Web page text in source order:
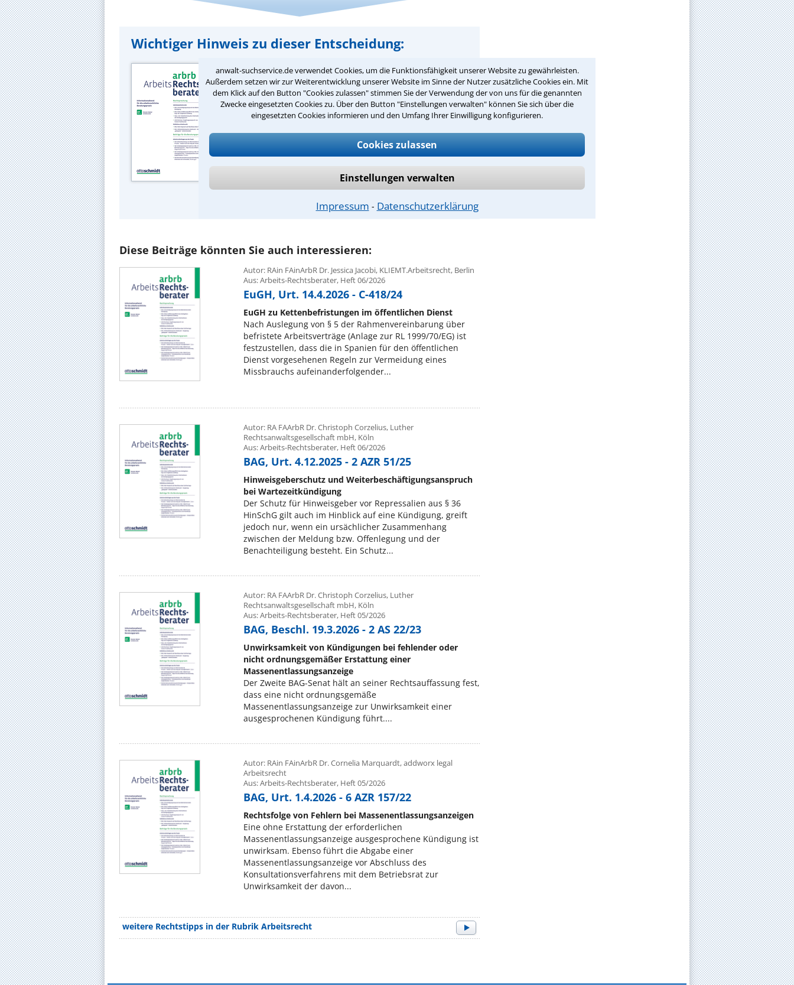
anwalt-suchservice.de verwendet Cookies, um die Funktionsfähigkeit unserer Website zu gewährleisten.
Außerdem setzen wir zur Weiterentwicklung unserer Website im Sinne der Nutzer zusätzliche Cookies ein. Mit
dem Klick auf den Button "Cookies zulassen" stimmen Sie der Verwendung der von uns für die genannten
Zwecke eingesetzten Cookies zu. Über den Button "Einstellungen verwalten" können Sie sich über die
eingesetzten Cookies informieren und den Umfang Ihrer Einwilligung konfigurieren.
Cookies zulassen
Einstellungen verwalten
Impressum ⁃ Datenschutzerklärung
Wichtiger Hinweis zu dieser Entscheidung:
Quelle der Urteilszusammenfassung: Zeitschrift „Arbeits-
Rechtsberater“ des juristischen Fachverlags Dr. Otto
Schmidt, Köln.
Lesen Sie hier ein Beispiel mit Konsequenzen für
die Praxis und Beraterhinweis
Wichtiger Hinweis:Als Teilnehmer des Anwalt-Suchservice
Arbeit und weitergehende Beraterhinweise des Autors.
Diese Beiträge könnten Sie auch interessieren:
Autor: RAin FAinArbR Dr. Jessica Jacobi, KLIEMT.Arbeitsrecht, Berlin
Aus: Arbeits-Rechtsberater, Heft 06/2026
EuGH, Urt. 14.4.2026 - C-418/24
EuGH zu Kettenbefristungen im öffentlichen Dienst
Nach Auslegung von § 5 der Rahmenvereinbarung über
befristete Arbeitsverträge (Anlage zur RL 1999/70/EG) ist
festzustellen, dass die in Spanien für den öffentlichen
Dienst vorgesehenen Regeln zur Vermeidung eines
Missbrauchs aufeinanderfolgender...
Autor: RA FAArbR Dr. Christoph Corzelius, Luther
Rechtsanwaltsgesellschaft mbH, Köln
Aus: Arbeits-Rechtsberater, Heft 06/2026
BAG, Urt. 4.12.2025 - 2 AZR 51/25
Hinweisgeberschutz und Weiterbeschäftigungsanspruch
bei Wartezeitkündigung
Der Schutz für Hinweisgeber vor Repressalien aus § 36
HinSchG gilt auch im Hinblick auf eine Kündigung, greift
jedoch nur, wenn ein ursächlicher Zusammenhang
zwischen der Meldung bzw. Offenlegung und der
Benachteiligung besteht. Ein Schutz...
Autor: RA FAArbR Dr. Christoph Corzelius, Luther
Rechtsanwaltsgesellschaft mbH, Köln
Aus: Arbeits-Rechtsberater, Heft 05/2026
BAG, Beschl. 19.3.2026 - 2 AS 22/23
Unwirksamkeit von Kündigungen bei fehlender oder
nicht ordnungsgemäßer Erstattung einer
Massenentlassungsanzeige
Der Zweite BAG-Senat hält an seiner Rechtsauffassung fest,
dass eine nicht ordnungsgemäße
Massenentlassungsanzeige zur Unwirksamkeit einer
ausgesprochenen Kündigung führt....
Autor: RAin FAinArbR Dr. Cornelia Marquardt, addworx legal
Arbeitsrecht
Aus: Arbeits-Rechtsberater, Heft 05/2026
BAG, Urt. 1.4.2026 - 6 AZR 157/22
Rechtsfolge von Fehlern bei Massenentlassungsanzeigen
Eine ohne Erstattung der erforderlichen
Massenentlassungsanzeige ausgesprochene Kündigung ist
unwirksam. Ebenso führt die Abgabe einer
Massenentlassungsanzeige vor Abschluss des
Konsultationsverfahrens mit dem Betriebsrat zur
Unwirksamkeit der davon...
weitere Rechtstipps in der Rubrik Arbeitsrecht